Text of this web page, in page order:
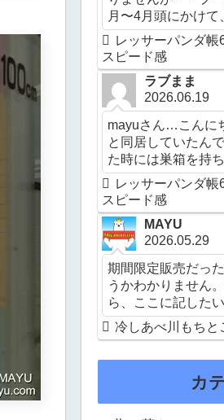
月〜4月頭にかけて
レッサーパンダ
スピード感
ラブまま
2026.06.19
mayuさん…こんに
と同居していたん
た時には巣箱を持
レッサーパンダ
スピード感
MAYU
2026.05.29
期間限定販売だっ
うかわかりません
ら、ここに記した
冷しあべ川もちと
カ